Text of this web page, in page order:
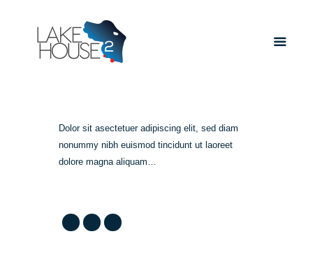
FINISAJE SI FACILITATI
GALERIE
CONTACT
Dolor sit asectetuer adipiscing elit, sed diam
nonummy nibh euismod tincidunt ut laoreet
dolore magna aliquam…